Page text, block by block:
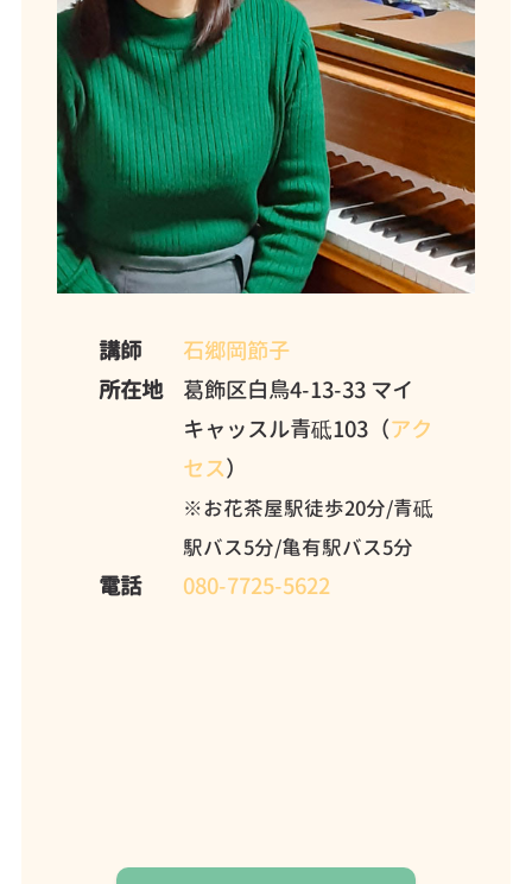
講師
石郷岡節子
所在地
葛飾区白鳥4-13-33 マイ
キャッスル青砥103（アク
セス）
※お花茶屋駅徒歩20分/青砥
駅バス5分/亀有駅バス5分
電話 080-7725-5622